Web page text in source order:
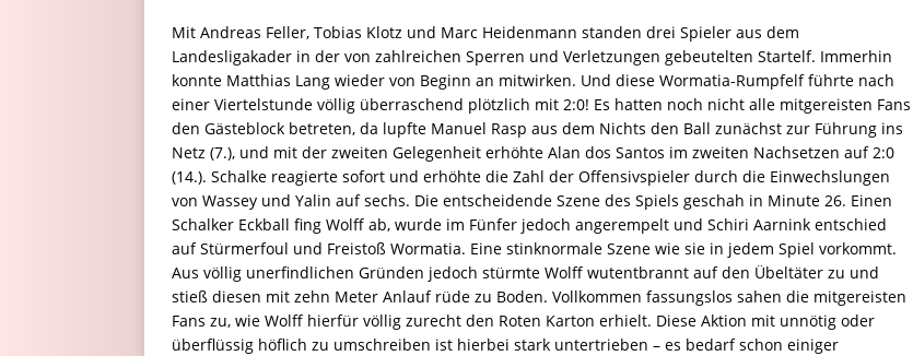
Mit Andreas Feller, Tobias Klotz und Marc Heidenmann standen drei Spieler aus dem
Landesligakader in der von zahlreichen Sperren und Verletzungen gebeutelten Startelf. Immerhin
konnte Matthias Lang wieder von Beginn an mitwirken. Und diese Wormatia-Rumpfelf führte nach
einer Viertelstunde völlig überraschend plötzlich mit 2:0! Es hatten noch nicht alle mitgereisten Fans
den Gästeblock betreten, da lupfte Manuel Rasp aus dem Nichts den Ball zunächst zur Führung ins
Netz (7.), und mit der zweiten Gelegenheit erhöhte Alan dos Santos im zweiten Nachsetzen auf 2:0
(14.). Schalke reagierte sofort und erhöhte die Zahl der Offensivspieler durch die Einwechslungen
von Wassey und Yalin auf sechs. Die entscheidende Szene des Spiels geschah in Minute 26. Einen
Schalker Eckball fing Wolff ab, wurde im Fünfer jedoch angerempelt und Schiri Aarnink entschied
auf Stürmerfoul und Freistoß Wormatia. Eine stinknormale Szene wie sie in jedem Spiel vorkommt.
Aus völlig unerfindlichen Gründen jedoch stürmte Wolff wutentbrannt auf den Übeltäter zu und
stieß diesen mit zehn Meter Anlauf rüde zu Boden. Vollkommen fassungslos sahen die mitgereisten
Fans zu, wie Wolff hierfür völlig zurecht den Roten Karton erhielt. Diese Aktion mit unnötig oder
überflüssig höflich zu umschreiben ist hierbei stark untertrieben – es bedarf schon einiger